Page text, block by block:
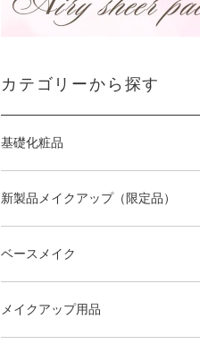
カテゴリーから探す
基礎化粧品
新製品メイクアップ（限定品）
ベースメイク
メイクアップ用品